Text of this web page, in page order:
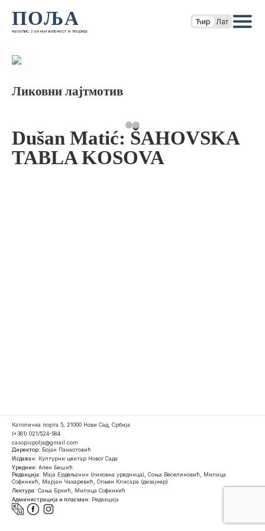
ПОЉА
часопис за књижевност и теорију
Ћир Лат
Ликовни лајтмотив
Dušan Matić: ŠAHOVSKA
TABLA KOSOVA
Католичка порта 5, 21000 Нови Сад, Србија
(+381) 021/524-584
casopispolja@gmail.com
Директор: Бојан Панаотовић
Издавач: Културни центар Новог Сада
Уредник: Ален Бешић
Редакција: Маја Ердељанин (ликовна уредница), Соња Веселиновић, Милица
Софинкић, Марјан Чакаревић, Огњен Клисара (дизајнер)
Лектура: Сања Бркић, Милица Софинкић
Администрација и пласман: Редакција